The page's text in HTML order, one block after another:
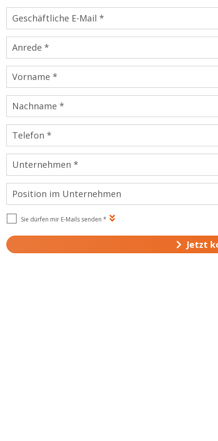
Geschäftliche E-Mail *
Anrede *
Vorname *
Nachname *
Telefon *
Unternehmen *
Position im Unternehmen
Sie dürfen mir E-Mails senden *
Jetzt